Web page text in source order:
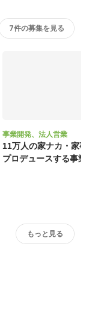
7件の募集を見る
事業開発、法人営業
11万人の家ナカ・家
プロデュースする事
もっと見る